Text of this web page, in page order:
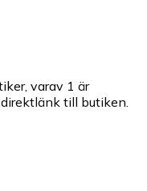
varav 1 är
till butiken.